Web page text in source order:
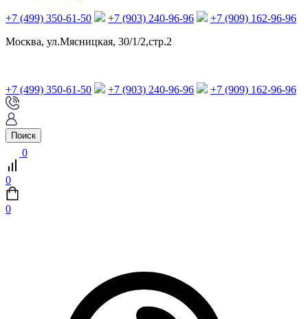
+7 (499) 350-61-50 +7 (903) 240-96-96
+7 (909) 162-96-96
Москва, ул.Мясницкая, 30/1/2,стр.2
+7 (499) 350-61-50 +7 (903) 240-96-96 +7 (909) 162-96-96
Поиск
0
0
0